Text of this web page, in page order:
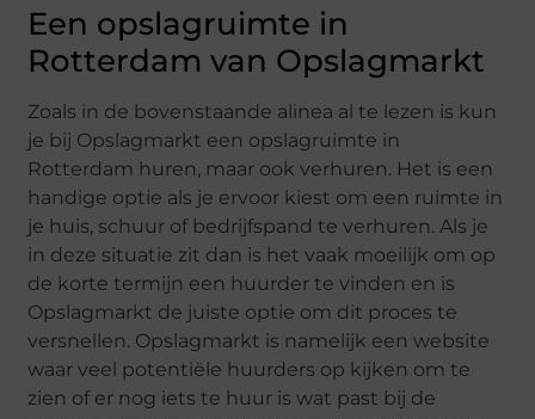
Een opslagruimte in
Rotterdam van Opslagmarkt
Zoals in de bovenstaande alinea al te lezen is kun
je bij Opslagmarkt een opslagruimte in
Rotterdam huren, maar ook verhuren. Het is een
handige optie als je ervoor kiest om een ruimte in
je huis, schuur of bedrijfspand te verhuren. Als je
in deze situatie zit dan is het vaak moeilijk om op
de korte termijn een huurder te vinden en is
Opslagmarkt de juiste optie om dit proces te
versnellen. Opslagmarkt is namelijk een website
waar veel potentiële huurders op kijken om te
zien of er nog iets te huur is wat past bij de